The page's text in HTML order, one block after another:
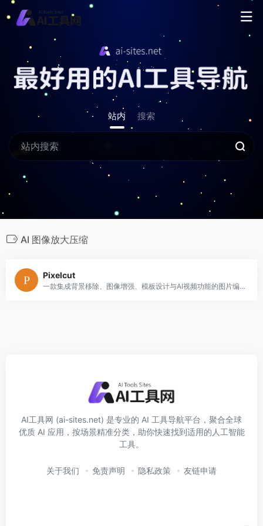
站内 搜索
AI 图像放大压缩
Pixelcut
一款集成背景移除、图像增强、模板设计与AI视频功能的图片编辑编辑器，为电商与内容创作者提供省时省力的视觉工具。
AI工具网 (ai-sites.net) 是专业的 AI 工具导航平台，聚合全球
优质 AI 应用，按场景精准分类，助你快速找到适用的人工智能
工具。
关于我们 免责声明 隐私政策 友链申请